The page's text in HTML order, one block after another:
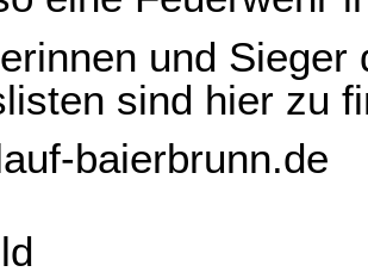
und
sind hier zu
baierbrunn.de